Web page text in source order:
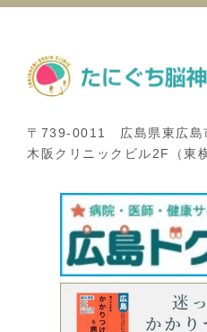
〒739-0011 広島県東広島
木阪クリニックビル2F（東